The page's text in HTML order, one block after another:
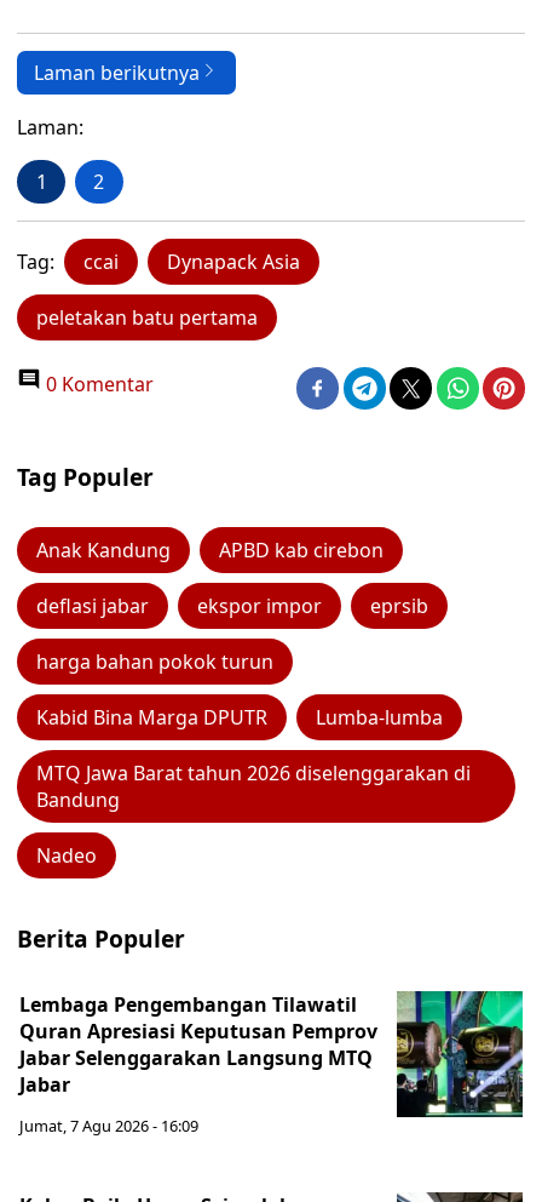
Laman berikutnya
Laman:
1 2
Tag: ccai Dynapack Asia
peletakan batu pertama
0 Komentar
Tag Populer
Anak Kandung APBD kab cirebon
deflasi jabar ekspor impor eprsib
harga bahan pokok turun
Kabid Bina Marga DPUTR Lumba-lumba
MTQ Jawa Barat tahun 2026 diselenggarakan di
Bandung
Nadeo
Berita Populer
Lembaga Pengembangan Tilawatil
Quran Apresiasi Keputusan Pemprov
Jabar Selenggarakan Langsung MTQ
Jabar
Jumat, 7 Agu 2026 - 16:09